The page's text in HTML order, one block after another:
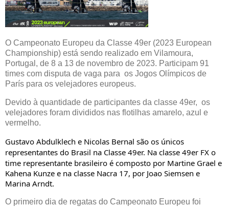
O Campeonato Europeu da Classe 49er (2023 European
Championship) está sendo realizado em Vilamoura,
Portugal, de 8 a 13 de novembro de 2023. Participam 91
times com disputa de vaga para os Jogos Olímpicos de
París para os velejadores europeus.
Devido à quantidade de participantes da classe 49er, os
velejadores foram divididos nas flotilhas amarelo, azul e
vermelho.
Gustavo Abdulklech e Nicolas Bernal são os únicos
representantes do Brasil na Classe 49er. Na classe 49er FX o
time representante brasileiro é composto por Martine Grael e
Kahena Kunze e na classe Nacra 17, por Joao Siemsen e
Marina Arndt.
O primeiro dia de regatas do Campeonato Europeu foi